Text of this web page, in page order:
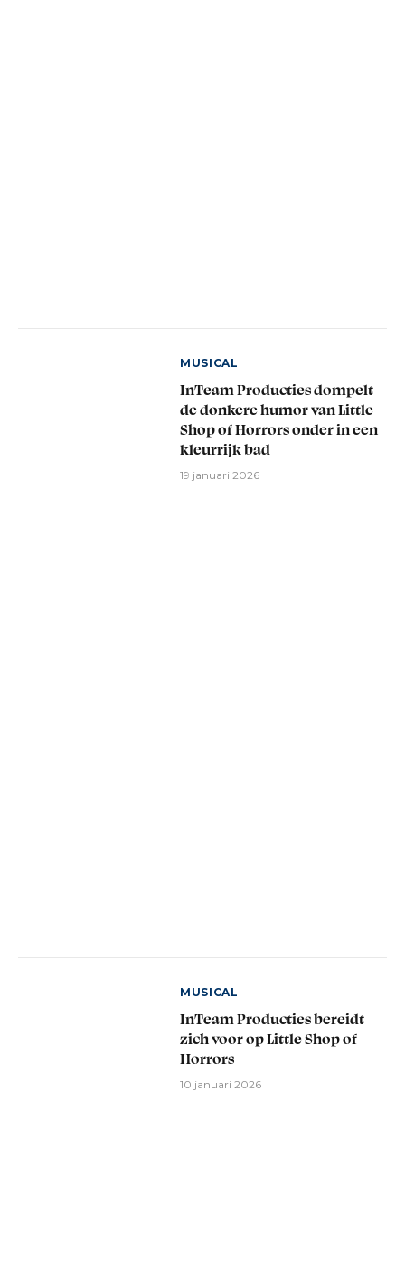
MUSICAL
InTeam Producties dompelt
de donkere humor van Little
Shop of Horrors onder in een
kleurrijk bad
19 januari 2026
MUSICAL
InTeam Producties bereidt
zich voor op Little Shop of
Horrors
10 januari 2026